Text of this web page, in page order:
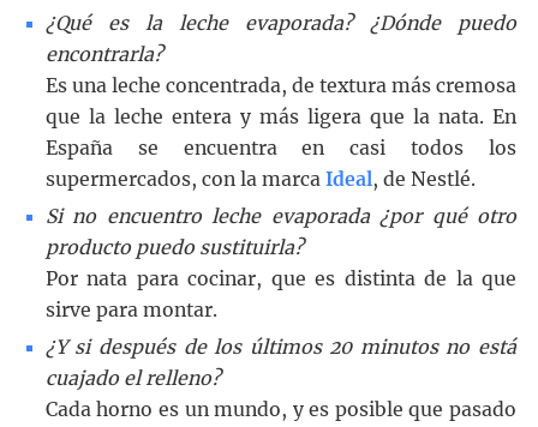
¿Qué es la leche evaporada? ¿Dónde puedo
encontrarla?
Es una leche concentrada, de textura más cremosa
que la leche entera y más ligera que la nata. En
España se encuentra en casi todos los
supermercados, con la marcaIdeal, de Nestlé.
Si no encuentro leche evaporada ¿por qué otro
producto puedo sustituirla?
Por nata para cocinar, que es distinta de la que
sirve para montar.
¿Y si después de los últimos 20 minutos no está
cuajado el relleno?
Cada horno es un mundo, y es posible que pasado